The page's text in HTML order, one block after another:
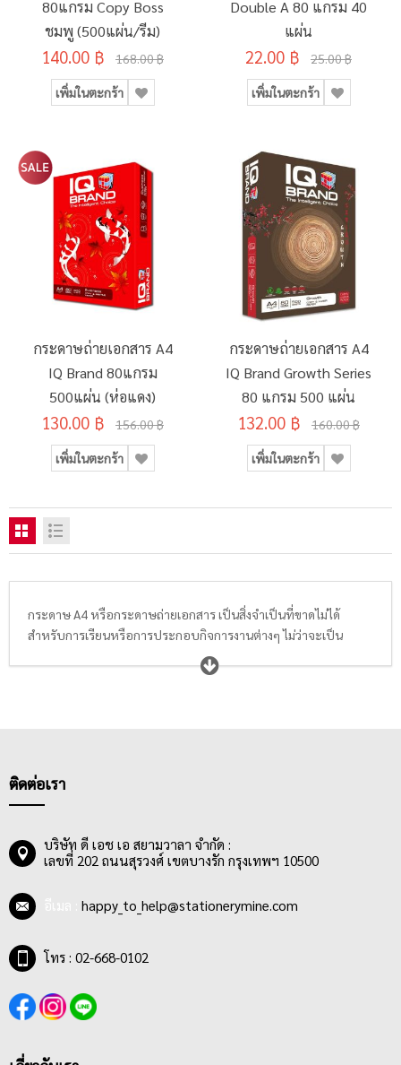
80แกรม Copy Boss
ชมพู (500แผ่น/รีม)
140.00 ฿ 168.00 ฿
เพิ่มในตะกร้า
Double A 80 แกรม 40
แผ่น
22.00 ฿ 25.00 ฿
เพิ่มในตะกร้า
กระดาษถ่ายเอกสาร A4
IQ Brand 80แกรม
500แผ่น (ห่อแดง)
130.00 ฿ 156.00 ฿
เพิ่มในตะกร้า
กระดาษถ่ายเอกสาร A4
IQ Brand Growth Series
80 แกรม 500 แผ่น
132.00 ฿ 160.00 ฿
เพิ่มในตะกร้า
กระดาษ A4 หรือกระดาษถ่ายเอกสาร เป็นสิ่งจำเป็นที่ขาดไม่ได้
สำหรับการเรียนหรือการประกอบกิจการงานต่างๆ ไม่ว่าจะเป็น
โรงเรียน มหาวิทยาลัย สถาบันการศึกษา, ธุรกิจโรงพิมพ์, สำนักงาน,
หน่วยงานราชการ หรือธุรกิจอื่นๆ จำเป็นต้องใช้กระดาษในการพิมพ์
คุณภาพดี สีขาว เนียนเรียบ สามารถใช้งานได้ทั้ง 2 ด้าน มีความหนา
หมึกติดคมชัด น้ำหมึกไม่ทะลุไปอีกด้านของกระดาษ ทำให้งานพิมพ์
หรืองานถ่ายเอกสารสะอาด เรียบร้อย อ่านข้อความได้ชัดเจน
ติดต่อเรา
บริษัท ดี เอช เอ สยามวาลา จำกัด :
เลขที่ 202 ถนนสุรวงศ์ เขตบางรัก กรุงเทพฯ 10500
happy_to_help@stationerymine.com
โทร : 02-668-0102